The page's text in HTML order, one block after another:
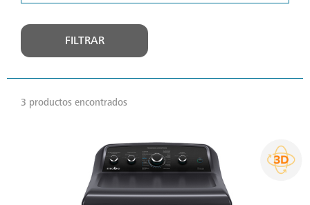
FILTRAR
3 productos encontrados